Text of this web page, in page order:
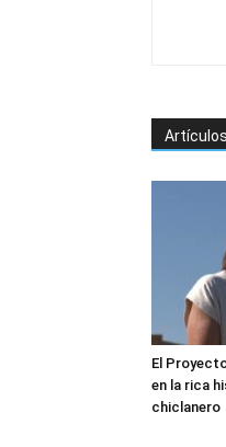
El
en la rica
chiclanero